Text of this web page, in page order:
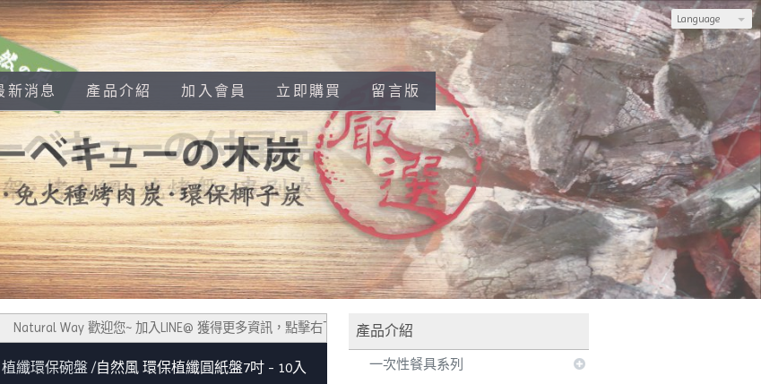
Language
新消息 產品介紹 加入會員 立即購買 留言版
產品介紹
一次性餐具系列
Way 歡迎您~ 加入LINE@ 獲得更多資訊，點擊右下角加入LINE，若不會使用官網訂購，也可加入LINE，由專人為您服務
植纖環保碗盤 自然風 環保植纖圓紙盤7吋 - 10入